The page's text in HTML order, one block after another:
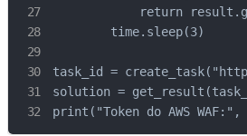
return
        time.sleep(3)
task_id =
solution =
print("Token do AWS